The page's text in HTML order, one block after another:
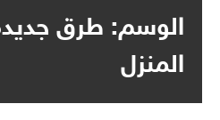
الوسم: طرق
المنزل